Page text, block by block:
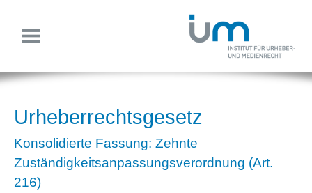
Urheberrechtsgesetz
Konsolidierte Fassung: Zehnte
Zuständigkeitsanpassungsverordnung (Art.
216)